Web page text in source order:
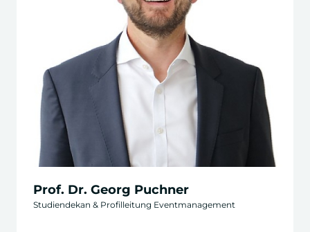
Prof. Dr. Georg Puchner
Studiendekan & Profilleitung Eventmanagement